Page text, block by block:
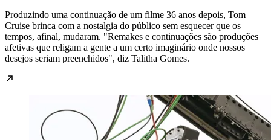
Produzindo uma continuação de um filme 36 anos depois, Tom
Cruise brinca com a nostalgia do público sem esquecer que os
tempos, afinal, mudaram. "Remakes e continuações são produções
afetivas que religam a gente a um certo imaginário onde nossos
desejos seriam preenchidos", diz Talitha Gomes.